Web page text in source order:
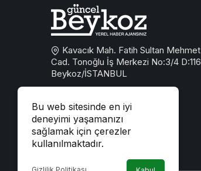
Bu web sitesinde en iyi
deneyimi yaşamanızı
sağlamak için çerezler
kullanılmaktadır.
Kavacık Mah. Fatih Sultan Mehmet
Cad. Tonoğlu İş Merkezi No:3/4 D:116
Beykoz/İSTANBUL
beykozguncel@gmail.com
iletisim@beykozguncel.com